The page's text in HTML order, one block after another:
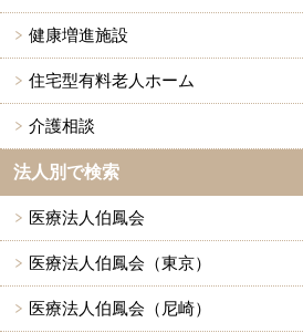
健康増進施設
住宅型有料老人ホーム
介護相談
法人別で検索
医療法人伯鳳会
医療法人伯鳳会（東京）
医療法人伯鳳会（尼崎）